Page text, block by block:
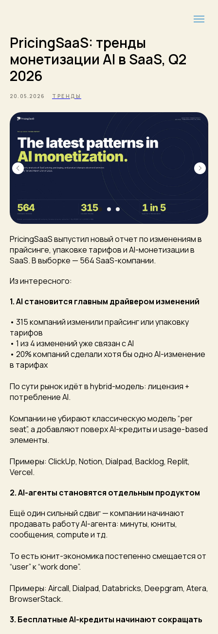
PricingSaaS: тренды
монетизации AI в SaaS, Q2
2026
20.05.2026 ТРЕНДЫ
PricingSaaS выпустил новый отчет по изменениям в
прайсинге, упаковке тарифов и AI-монетизации в
SaaS. В выборке — 564 SaaS-компании.
Из интересного:
1. AI становится главным драйвером изменений
• 315 компаний изменили прайсинг или упаковку
тарифов
• 1 из 4 изменений уже связан с AI
• 20% компаний сделали хотя бы одно AI-изменение
в тарифах
По сути рынок идёт в hybrid-модель: лицензия +
потребление AI.
Компании не убирают классическую модель “per
seat”, а добавляют поверх AI-кредиты и usage-based
элементы.
Примеры: ClickUp, Notion, Dialpad, Backlog, Replit,
Vercel.
2. AI-агенты становятся отдельным продуктом
Ещё один сильный сдвиг — компании начинают
продавать работу AI-агента: минуты, юниты,
сообщения, compute и тд.
То есть юнит-экономика постепенно смещается от
“user” к “work done”.
Примеры: Aircall, Dialpad, Databricks, Deepgram, Atera,
BrowserStack.
3. Бесплатные AI-кредиты начинают сокращать